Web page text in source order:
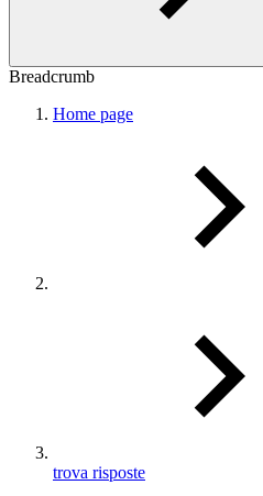
Breadcrumb
Home page
trova risposte